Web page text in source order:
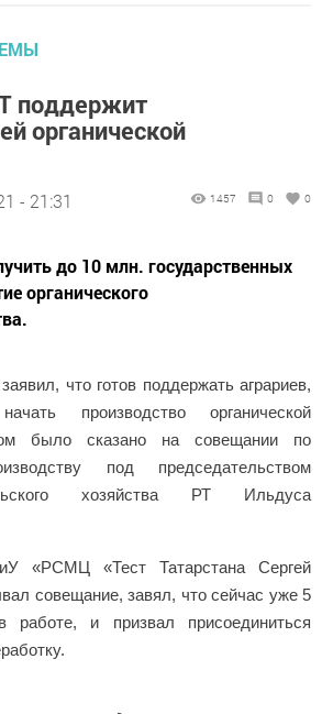
поддержит
органической
- 21:31 1457 0 0
до 10 млн. государственных
органического
что готов поддержать аграриев,
производство органической
было сказано на совещании по
под председательством
хозяйства РТ Ильдуса
«РСМЦ «Тест Татарстана Сергей
совещание, завял, что сейчас уже 5
работе, и призвал присоединиться